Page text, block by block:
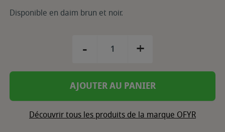
Disponible en daim brun et noir.
- +
AJOUTER AU PANIER
Découvrir tous les produits de la marque OFYR